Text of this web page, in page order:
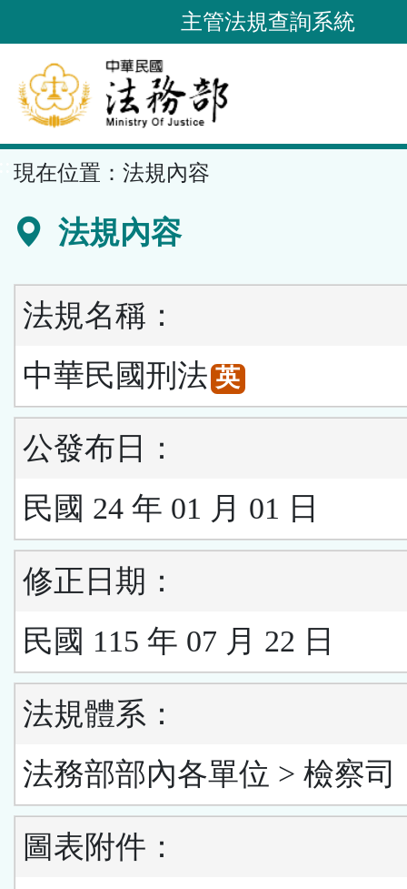
到
要
內
容
區
主管法規查詢系統
現在位置： 法規內容
法規內容
法規名稱：
中華民國刑法 英
公發布日：
民國 24 年 01 月 01 日
修正日期：
民國 115 年 07 月 22 日
法規體系：
法務部部內各單位 > 檢察司
圖表附件：